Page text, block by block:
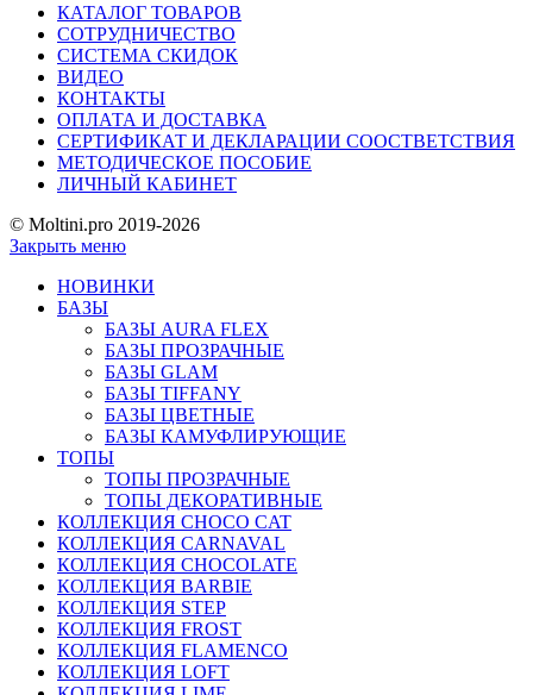
КАТАЛОГ ТОВАРОВ
СОТРУДНИЧЕСТВО
СИСТЕМА СКИДОК
ВИДЕО
КОНТАКТЫ
ОПЛАТА И ДОСТАВКА
СЕРТИФИКАТ И ДЕКЛАРАЦИИ СООСТВЕТСТВИЯ
МЕТОДИЧЕСКОЕ ПОСОБИЕ
ЛИЧНЫЙ КАБИНЕТ
© Moltini.pro 2019-2026
Закрыть меню
НОВИНКИ
БАЗЫ
БАЗЫ AURA FLEX
БАЗЫ ПРОЗРАЧНЫЕ
БАЗЫ GLAM
БАЗЫ TIFFANY
БАЗЫ ЦВЕТНЫЕ
БАЗЫ КАМУФЛИРУЮЩИЕ
ТОПЫ
ТОПЫ ПРОЗРАЧНЫЕ
ТОПЫ ДЕКОРАТИВНЫЕ
КОЛЛЕКЦИЯ CHOCO CAT
КОЛЛЕКЦИЯ CARNAVAL
КОЛЛЕКЦИЯ CHOCOLATE
КОЛЛЕКЦИЯ BARBIE
КОЛЛЕКЦИЯ STEP
КОЛЛЕКЦИЯ FROST
КОЛЛЕКЦИЯ FLAMENCO
КОЛЛЕКЦИЯ LOFT